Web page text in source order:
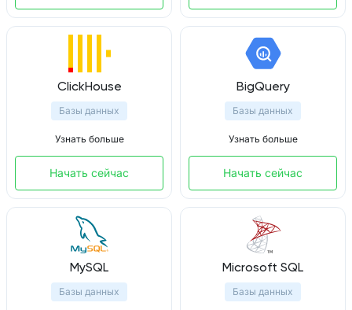
ClickHouse
Базы данных
Узнать больше
Начать сейчас
BigQuery
Базы данных
Узнать больше
Начать сейчас
MySQL
Базы данных
Microsoft SQL
Базы данных